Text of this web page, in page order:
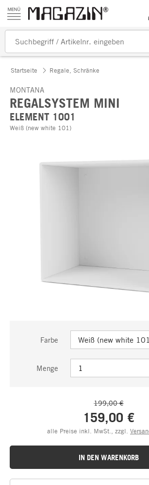
Zum Inhalt springen
Startseite Regale, Schränke
MONTANA
REGALSYSTEM MINI
ELEMENT 1001
Weiß (new white 101)
Farbe
Menge
199,00 €
159,00 €
alle Preise inkl. MwSt., zzgl.
IN DEN WARENKORB